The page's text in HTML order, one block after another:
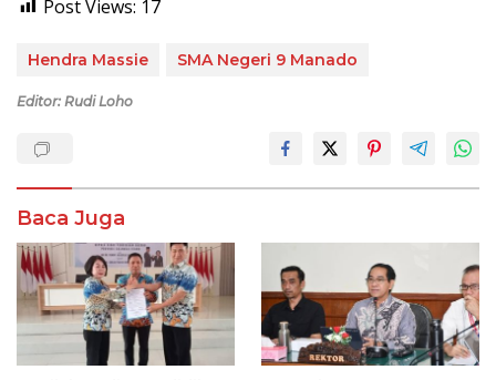
Post Views: 17
Hendra Massie SMA Negeri 9 Manado
Editor: Rudi Loho
Baca Juga